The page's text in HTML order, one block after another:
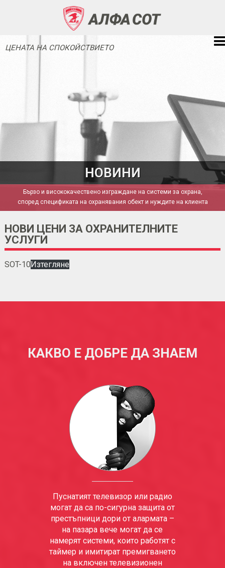
ЦЕНАТА НА СПОКОЙСТВИЕТО
НОВИНИ
Бързо и висококачествено изграждане на системи за охрана,
според спецификата на охранявания обект и нуждите на клиента
НОВИ ЦЕНИ ЗА ОХРАНИТЕЛНИТЕ
УСЛУГИ
SOT-10Изтегляне
КАКВО Е ДОБРЕ ДА ЗНАЕМ
Пуснатият телевизор или радио
могат да са по-сигурна защита от
престъпници дори от алармата –
на пазара вече могат да се
намерят системи, които работят с
таймер и имитират премигването
на включен телевизионен